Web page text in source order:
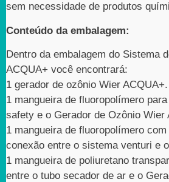
sem necessidade de produtos
Conteúdo da embalagem:
Dentro da embalagem do Sistema
ACQUA+ você encontrará:
1 gerador de ozônio Wier ACQUA+.
1 mangueira de fluoropolímero
safety e o Gerador de Ozônio Wier
1 mangueira de fluoropolímero
conexão entre o sistema venturi e
1 mangueira de poliuretano
entre o tubo secador de ar e o